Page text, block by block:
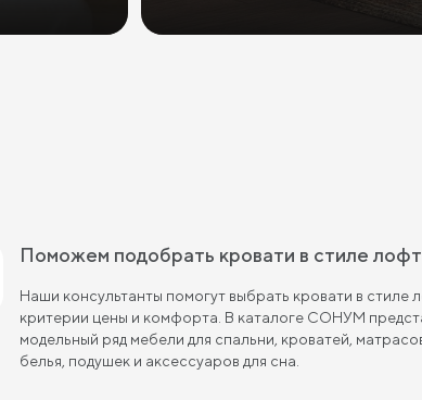
Поможем подобрать кровати в стиле лофт
Наши консультанты помогут выбрать кровати в стиле
критерии цены и комфорта. В каталоге СОНУМ
модельный ряд мебели для спальни, кроватей,
белья, подушек и аксессуаров для сна.